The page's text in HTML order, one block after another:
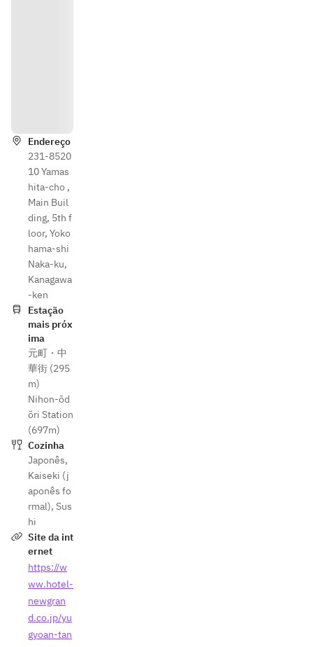
Endereço
231-8520
10 Yamas
hita-cho ,
Main Buil
ding, 5th f
loor, Yoko
hama-shi
Naka-ku,
Kanagawa
-ken
Estação
mais próx
ima
元町・中
華街 (295
m)
Nihon-ōd
ōri Station
(697m)
Cozinha
Japonês,
Kaiseki (j
aponês fo
rmal), Sus
hi
Site da int
ernet
https://w
ww.hotel-
newgran
d.co.jp/yu
gyoan-tan